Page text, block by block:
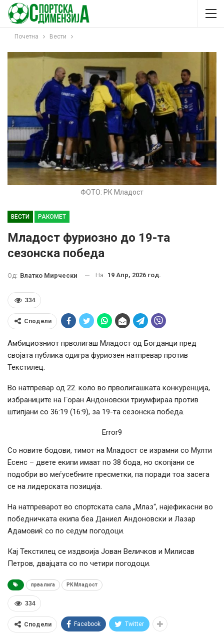
Почетна Вести
ФОТО: РК Младост
ВЕСТИ РАКОМЕТ
Младост фуриозно до 19-та
сезонска победа
Од: Влатко Мирчески На: 19 Апр, 2026 год.
334
Сподели
Амбициозниот прволигаш Младост од Богданци пред
својата публика одигра фуриозен натпревар против
Текстилец.
Во натпревар од 22. коло во прволигашката конкуренција,
избраниците на Горан Андоновски триумфираа против
штипјани со 36:19 (16:9), за 19-та сезонска победа.
Error9
Со новите бодови, тимот на Младост се израмни со Мулти
Есенс – двете екипи имаат по 38 бода, но скопјани се
подобри во меѓусебните пресметки, па поради тоа засега
се на лидерската позиција.
На натпреварот во спортската сала „Млаз“, најефикасни во
победничката екипа беа Даниел Андоновски и Лазар
Адамовиќ со по седум погодоци.
Кај Текстилец се издвоија Јован Величков и Милисав
Петров, двајцата со по четири погодоци.
прва лига РК Младост
334
Сподели Facebook Twitter